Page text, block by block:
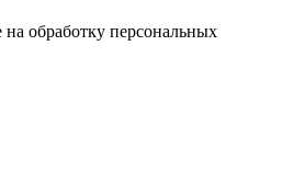
обработку персональных